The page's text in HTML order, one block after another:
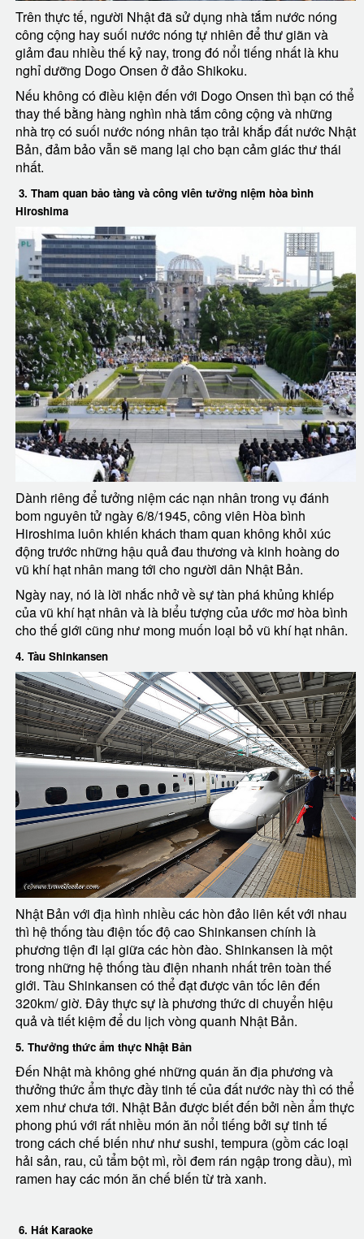
Trên thực tế, người Nhật đã sử dụng nhà tắm nước nóng
công cộng hay suối nước nóng tự nhiên để thư giãn và
giảm đau nhiều thế kỷ nay, trong đó nổi tiếng nhất là khu
nghỉ dưỡng Dogo Onsen ở đảo Shikoku.
Nếu không có điều kiện đến với Dogo Onsen thì bạn có thể
thay thế bằng hàng nghìn nhà tắm công cộng và những
nhà trọ có suối nước nóng nhân tạo trải khắp đất nước Nhật
Bản, đảm bảo vẫn sẽ mang lại cho bạn cảm giác thư thái
nhất.
3. Tham quan bảo tàng và công viên tưởng niệm hòa bình
Hiroshima
Dành riêng để tưởng niệm các nạn nhân trong vụ đánh
bom nguyên tử ngày 6/8/1945, công viên Hòa bình
Hiroshima luôn khiến khách tham quan không khỏi xúc
động trước những hậu quả đau thương và kinh hoàng do
vũ khí hạt nhân mang tới cho người dân Nhật Bản.
Ngày nay, nó là lời nhắc nhở về sự tàn phá khủng khiếp
của vũ khí hạt nhân và là biểu tượng của ước mơ hòa bình
cho thế giới cũng như mong muốn loại bỏ vũ khí hạt nhân.
4. Tàu Shinkansen
Nhật Bản với địa hình nhiều các hòn đảo liên kết với nhau
thì hệ thống tàu điện tốc độ cao Shinkansen chính là
phương tiện đi lại giữa các hòn đào. Shinkansen là một
trong những hệ thống tàu điện nhanh nhất trên toàn thế
giới. Tàu Shinkansen có thể đạt được vân tốc lên đến
320km/ giờ. Đây thực sự là phương thức di chuyển hiệu
quả và tiết kiệm để du lịch vòng quanh Nhật Bản.
5. Thưởng thức ẩm thực Nhật Bản
Đến Nhật mà không ghé những quán ăn địa phương và
thưởng thức ẩm thực đầy tinh tế của đất nước này thì có thể
xem như chưa tới. Nhật Bản được biết đến bởi nền ẩm thực
phong phú với rất nhiều món ăn nổi tiếng bởi sự tinh tế
trong cách chế biến như như sushi, tempura (gồm các loại
hải sản, rau, củ tẩm bột mì, rồi đem rán ngập trong dầu), mì
ramen hay các món ăn chế biến từ trà xanh.
6. Hát Karaoke